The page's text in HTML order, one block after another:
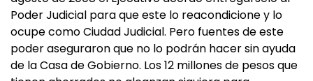
Poder Judicial para que este lo reacondicione y lo
ocupe como Ciudad Judicial. Pero fuentes de este
poder aseguraron que no lo podrán hacer sin ayuda
de la Casa de Gobierno. Los 12 millones de pesos que